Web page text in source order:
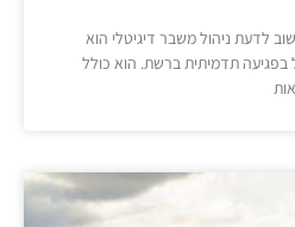
לדעת ניהול משבר דיגיטלי הוא
בפגיעה תדמיתית ברשת. הוא כולל